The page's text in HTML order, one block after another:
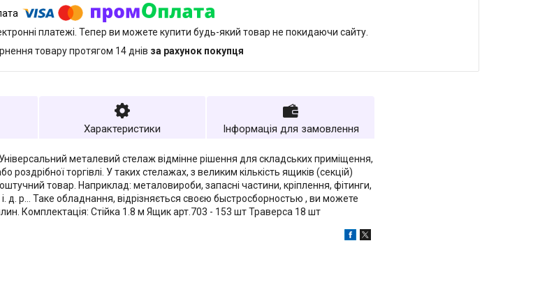
платежі. Тепер ви можете купити будь-який товар не покидаючи сайту.
товару протягом 14 днів за рахунок покупця
Характеристики Інформація для замовлення
металевий стелаж відмінне рішення для складських приміщення,
роздрібної торгівлі. У таких стелажах, з великим кількість ящиків (секцій)
товар. Наприклад: металовироби, запасні частини, кріплення, фітинги,
д. р... Таке обладнання, відрізняється своєю быстросборностью , ви можете
Комплектація: Стійка 1.8 м Ящик арт.703 - 153 шт Траверса 18 шт